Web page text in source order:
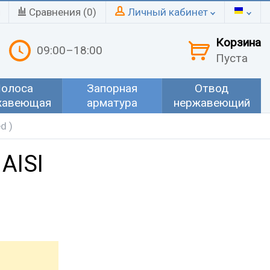
Сравнения (0) Личный кабинет
09:00–18:00
Корзина
Пуста
Запорная
арматура
Отвод
нержавеющий
)